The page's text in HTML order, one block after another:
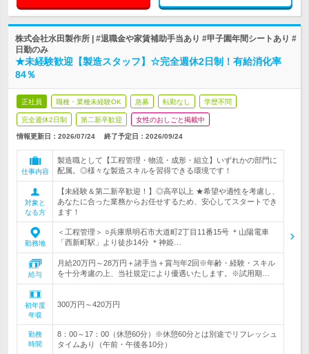
株式会社水田製作所 | #退職金や家賃補助手当あり #甲子園年間シートあり #
日勤のみ
★未経験歓迎【製造スタッフ】☆完全週休2日制！有給消化率
84％
正社員 職種・業種未経験OK 急募 転勤なし 学歴不問
完全週休2日制 第二新卒歓迎 女性のおしごと掲載中
情報更新日：2026/07/24 終了予定日： 2026/09/24
仕事内容
製造職として【工程管理・物流・成形・組立】いずれかの部門に
配属。◎様々な製造スキルを習得できる環境です！
対象と
なる方
【未経験＆第二新卒歓迎！】◎高卒以上 ★希望や適性を考慮し、
あなたに合った業務からお任せするため、安心してスタートでき
ます！
勤務地
＜工程管理＞ ○兵庫県明石市大道町2丁目11番15号 ＊山陽電車
「西新町駅」より徒歩14分 ＊神姫…
給与
月給20万円～28万円＋諸手当＋賞与年2回※年齢・経験・スキル
を十分考慮の上、当社規定により優遇いたします。※試用期…
初年度
年収
300万円～420万円
勤務
時間
8：00～17：00（休憩60分）※休憩60分とは別途でリフレッシュ
タイムあり（午前・午後各10分）